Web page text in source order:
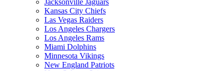
Kansas City Chiefs
Las Vegas Raiders
Los Angeles Chargers
Los Angeles Rams
Miami Dolphins
Minnesota Vikings
New England Patriots